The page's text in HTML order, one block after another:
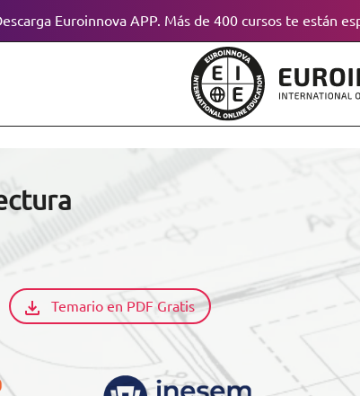
Euroinnova APP. Más de 400 cursos te están
de
Temario en PDF Gratis